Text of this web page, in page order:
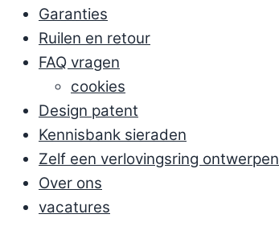
Garanties
Ruilen en retour
FAQ vragen
cookies
Design patent
Kennisbank sieraden
Zelf een verlovingsring ontwerpen
Over ons
vacatures